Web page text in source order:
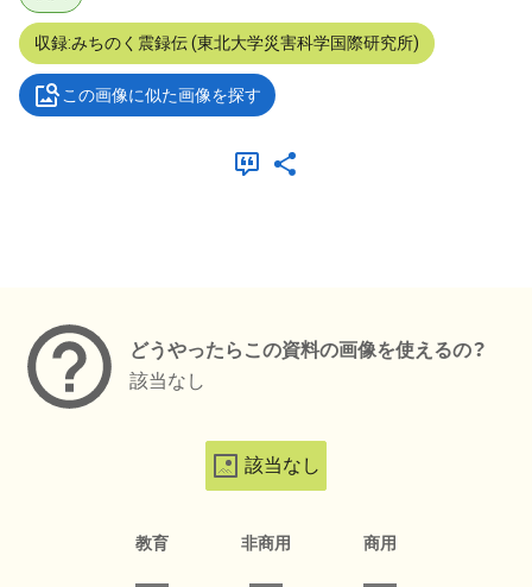
収録:みちのく震録伝 (東北大学災害科学国際研究所)
この画像に似た画像を探す
どうやったらこの資料の画像を使えるの？
該当なし
該当なし
教育 非商用 商用